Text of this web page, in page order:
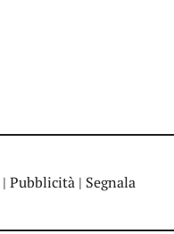
| Pubblicità | Segnala